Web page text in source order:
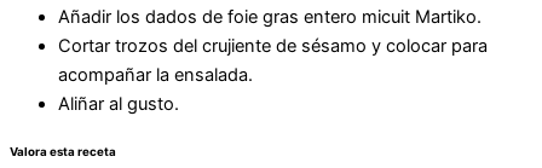
Añadir los dados de foie gras entero micuit Martiko.
Cortar trozos del crujiente de sésamo y colocar para
acompañar la ensalada.
Aliñar al gusto.
Valora esta receta